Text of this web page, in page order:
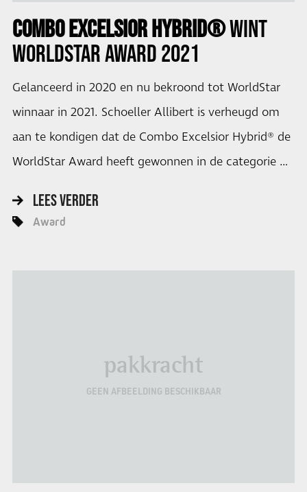
COMBO EXCELSIOR HYBRID®WINT
WORLDSTAR AWARD 2021
Gelanceerd in 2020 en nu bekroond tot WorldStar
winnaar in 2021. Schoeller Allibert is verheugd om
aan te kondigen dat de Combo Excelsior Hybrid® de
WorldStar Award heeft gewonnen in de categorie …
LEES VERDER
Award
pakkracht
GEEN AFBEELDING BESCHIKBAAR